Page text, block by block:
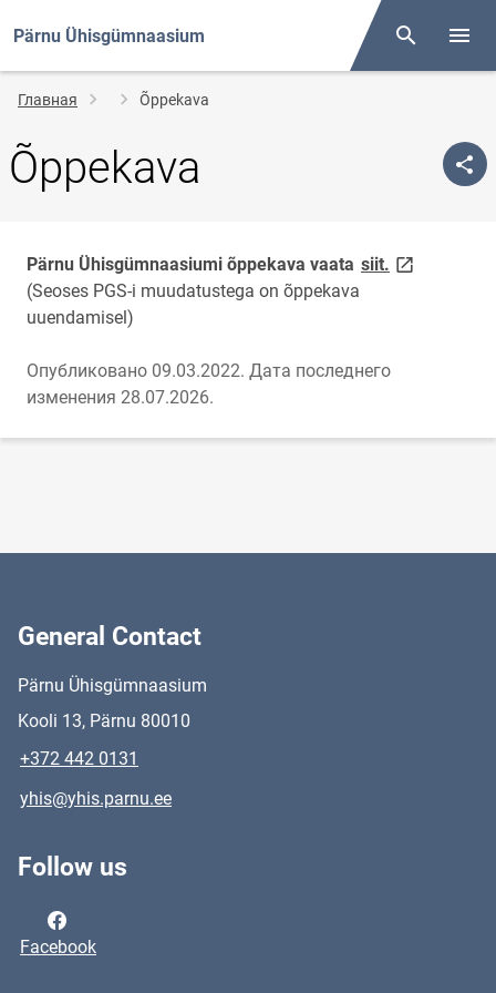
Pärnu Ühisgümnaasium Поиск
Строка
навигации
Главная Õppekava
Õppekava
Pärnu Ühisgümnaasiumi õppekava vaata siit. link opens
(Seoses PGS-i muudatustega on õppekava
uuendamisel)
Опубликовано 09.03.2022. Дата последнего
изменения 28.07.2026.
General Contact
Pärnu Ühisgümnaasium
Kooli 13, Pärnu 80010
+372 442 0131
yhis@yhis.parnu.ee
Follow us
Facebook